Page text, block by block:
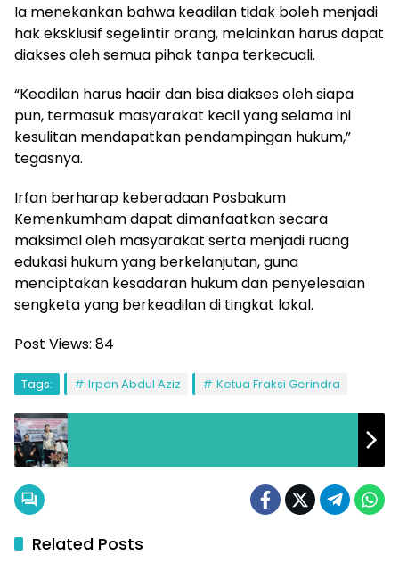
Ia menekankan bahwa keadilan tidak boleh menjadi
hak eksklusif segelintir orang, melainkan harus dapat
diakses oleh semua pihak tanpa terkecuali.
“Keadilan harus hadir dan bisa diakses oleh siapa
pun, termasuk masyarakat kecil yang selama ini
kesulitan mendapatkan pendampingan hukum,”
tegasnya.
Irfan berharap keberadaan Posbakum
Kemenkumham dapat dimanfaatkan secara
maksimal oleh masyarakat serta menjadi ruang
edukasi hukum yang berkelanjutan, guna
menciptakan kesadaran hukum dan penyelesaian
sengketa yang berkeadilan di tingkat lokal.
Post Views: 84
Tags: Irpan Abdul Aziz Ketua Fraksi Gerindra
Related Posts
Politik